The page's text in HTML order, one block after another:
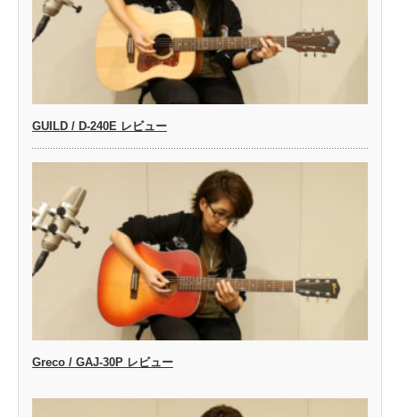
GUILD / D-240E レビュー
Greco / GAJ-30P レビュー